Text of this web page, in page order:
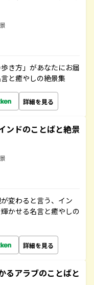
き方」があなたにお届
と癒やしの絶景集
詳細を見る
ンドのことばと絶景
変わると言う、イン
かせる名言と癒やしの
詳細を見る
るアラブのことばと